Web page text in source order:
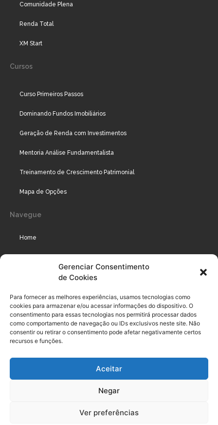
Gerenciar Consentimento
de Cookies
Para fornecer as melhores experiências, usamos tecnologias como
cookies para armazenar e/ou acessar informações do dispositivo. O
consentimento para essas tecnologias nos permitirá processar dados
como comportamento de navegação ou IDs exclusivos neste site. Não
consentir ou retirar o consentimento pode afetar negativamente certos
recursos e funções.
Aceitar
Negar
Ver preferências
Comunidade Plena
Renda Total
XM Start
Cursos
Curso Primeiros Passos
Dominando Fundos Imobiliários
Geração de Renda com Investimentos
Mentoria Análise Fundamentalista
Treinamento de Crescimento Patrimonial
Mapa de Opções
Navegue
Home
Podcast
Legal
Termo de uso do usuário e assinante